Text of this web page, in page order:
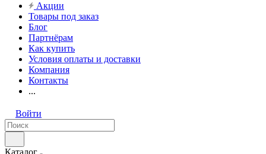
Акции
Товары под заказ
Блог
Партнёрам
Как купить
Условия оплаты и доставки
Компания
Контакты
...
Войти
Каталог